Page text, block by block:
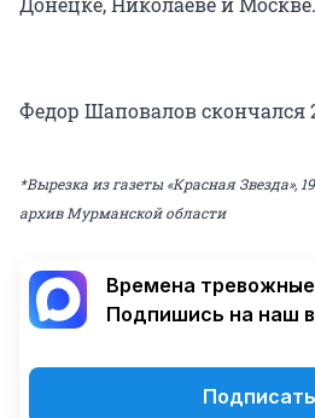
Федор Шаповалов скончался
*Вырезка из газеты «Красная Звезда»,
архив Мурманской области
Времена
Подпишись на наш